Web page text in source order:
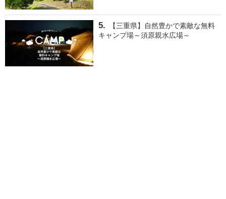
【三重県】自然豊かで素敵な無料
キャンプ場～須原親水広場～